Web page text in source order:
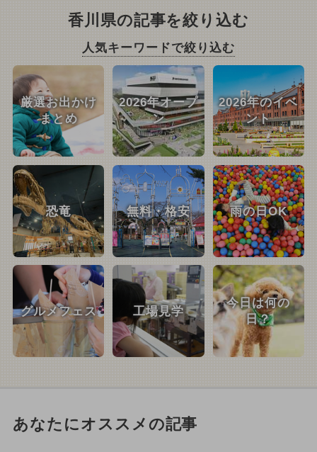
香川県の記事を絞り込む
人気キーワードで絞り込む
厳選お出かけ
まとめ
2026年オープ
ン
2026年のイベ
ント
恐竜 無料・格安 雨の日OK
グルメフェス 工場見学
今日は何の
日？
あなたにオススメの記事